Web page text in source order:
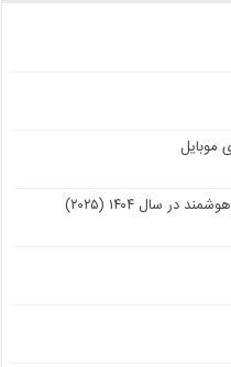
موبایل
سال ۱۴۰۴ (۲۰۲۵)